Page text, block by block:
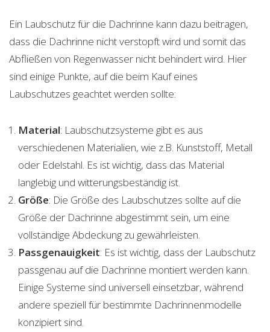
Ein Laubschutz für die Dachrinne kann dazu beitragen,
dass die Dachrinne nicht verstopft wird und somit das
Abfließen von Regenwasser nicht behindert wird. Hier
sind einige Punkte, auf die beim Kauf eines
Laubschutzes geachtet werden sollte:
Material: Laubschutzsysteme gibt es aus
verschiedenen Materialien, wie z.B. Kunststoff, Metall
oder Edelstahl. Es ist wichtig, dass das Material
langlebig und witterungsbeständig ist.
Größe: Die Größe des Laubschutzes sollte auf die
Größe der Dachrinne abgestimmt sein, um eine
vollständige Abdeckung zu gewährleisten.
Passgenauigkeit: Es ist wichtig, dass der Laubschutz
passgenau auf die Dachrinne montiert werden kann.
Einige Systeme sind universell einsetzbar, während
andere speziell für bestimmte Dachrinnenmodelle
konzipiert sind.